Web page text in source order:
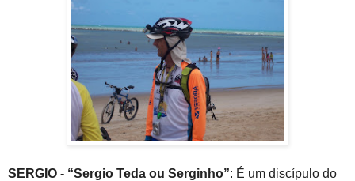
SERGIO - “Sergio Teda ou Serginho”: É um discípulo do